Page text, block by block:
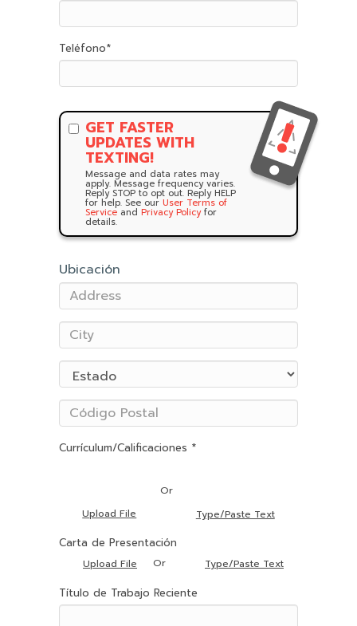
Teléfono*
GET FASTER
UPDATES WITH
TEXTING!
Message and data rates may
apply. Message frequency varies.
Reply STOP to opt out. Reply HELP
for help. See our User Terms of
Service and Privacy Policyfor
details.
Ubicación
Currículum/Calificaciones *
Upload File
Or
Type/Paste Text
Carta de Presentación
Upload File Or Type/Paste Text
Título de Trabajo Reciente